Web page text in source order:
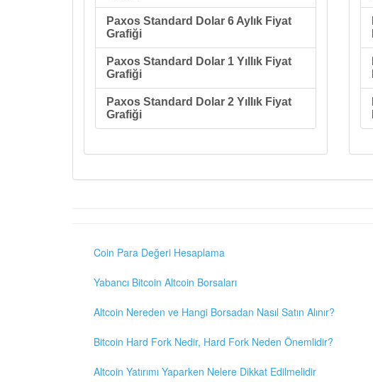
Paxos Standard Dolar 6 Aylık Fiyat
Grafiği
Paxos Standard Dolar 1 Yıllık Fiyat
Grafiği
Paxos Standard Dolar 2 Yıllık Fiyat
Grafiği
Coin Para Değeri Hesaplama
Yabancı Bitcoin Altcoin Borsaları
Altcoin Nereden ve Hangi Borsadan Nasıl Satın Alınır?
Bitcoin Hard Fork Nedir, Hard Fork Neden Önemlidir?
Altcoin Yatırımı Yaparken Nelere Dikkat Edilmelidir